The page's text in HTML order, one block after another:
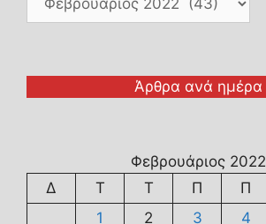
Άρθρα ανά ημέρα
Φεβρουάριος 2022
Δ
Τ Τ Π Π
1
2 3 4